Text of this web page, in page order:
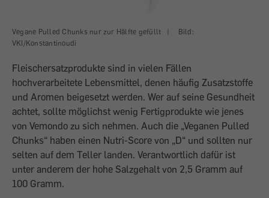
Vegane Pulled Chunks nur zur Hälfte gefüllt |
Bild:
VKI/Konstantinoudi
Fleischersatzprodukte sind in vielen Fällen
hochverarbeitete Lebensmittel, denen häufig Zusatzstoffe
und Aromen beigesetzt werden. Wer auf seine Gesundheit
achtet, sollte möglichst wenig Fertigprodukte wie jenes
von Vemondo zu sich nehmen. Auch die „Veganen Pulled
Chunks“ haben einen Nutri-Score von „D“ und sollten nur
selten auf dem Teller landen. Verantwortlich dafür ist
unter anderem der hohe Salzgehalt von 2,5 Gramm auf
100 Gramm.